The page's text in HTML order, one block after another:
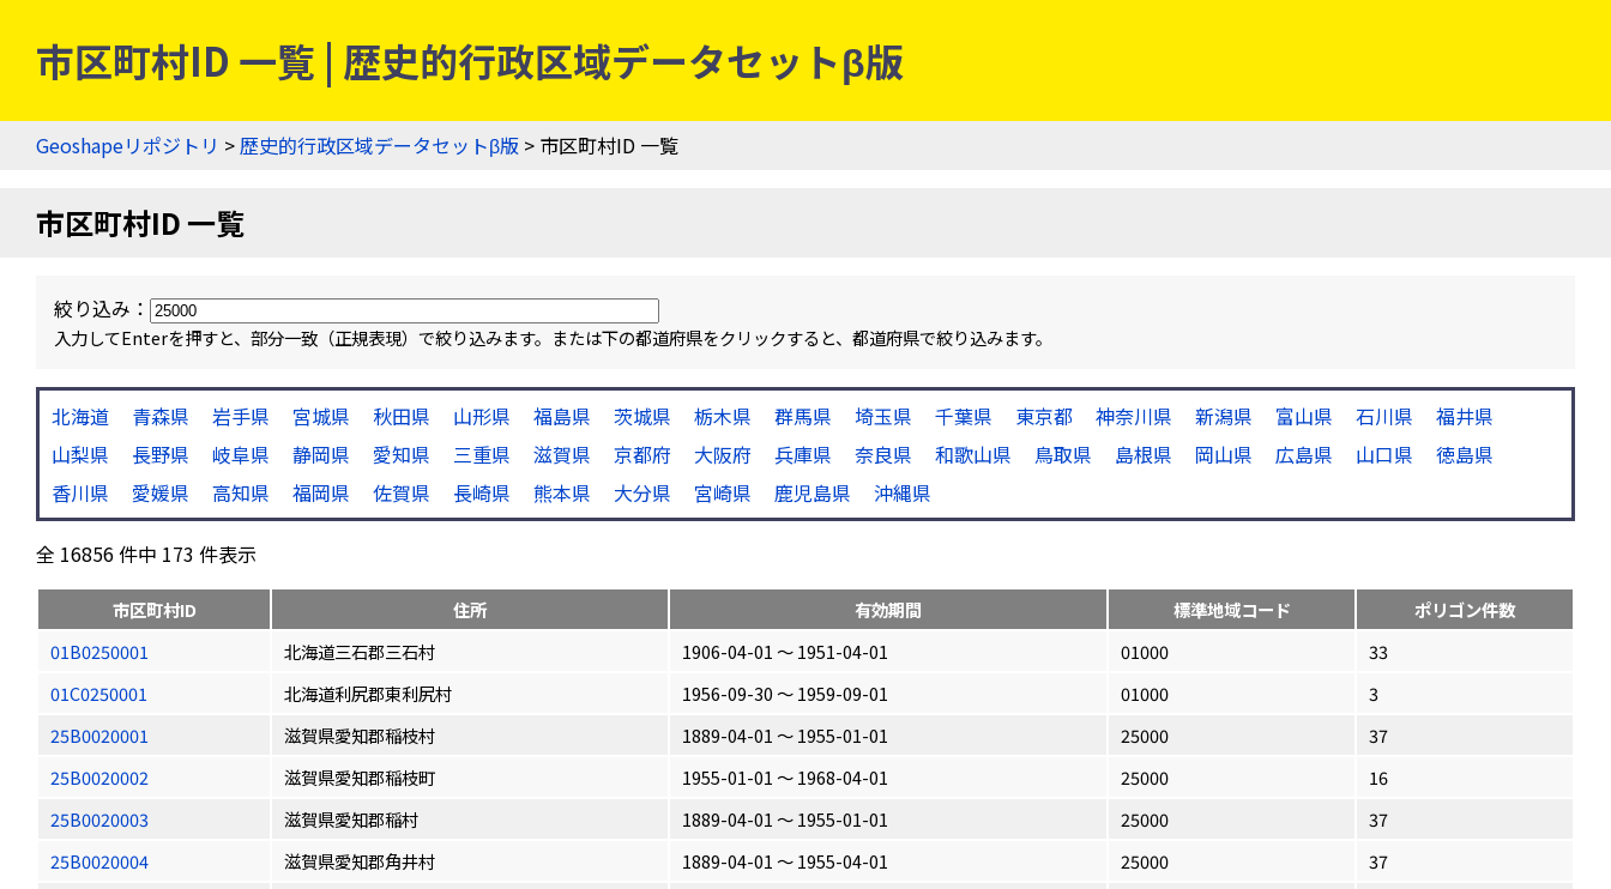
市区町村ID 一覧 | 歴史的行政区域データセットβ版
Geoshapeリポジトリ >歴史的行政区域データセットβ版 > 市区町村ID 一覧
市区町村ID 一覧
絞り込み：
入力してEnterを押すと、部分一致（正規表現）で絞り込みます。または下の都道府県をクリックすると、都道府県で絞り込みます。
北海道 青森県 岩手県 宮城県 秋田県 山形県 福島県 茨城県 栃木県 群馬県 埼玉県 千葉県 東京都 神奈川県 新潟県 富山県 石川県
福井県
山梨県
長野県 岐阜県 静岡県 愛知県 三重県 滋賀県 京都府 大阪府 兵庫県 奈良県 和歌山県 鳥取県 島根県 岡山県 広島県 山口県
徳島県
香川県
愛媛県 高知県 福岡県 佐賀県 長崎県 熊本県 大分県 宮崎県 鹿児島県 沖縄県
全 16856 件中 173 件表示
市区町村ID 住所 有効期間 標準地域コード
ポリゴン件数
01B0250001
北海道三石郡三石村 1906-04-01 〜 1951-04-01 01000
33
01C0250001
北海道利尻郡東利尻村 1956-09-30 〜 1959-09-01 01000
3
25B0020001
滋賀県愛知郡稲枝村 1889-04-01 〜 1955-01-01 25000
37
25B0020002
滋賀県愛知郡稲枝町 1955-01-01 〜 1968-04-01 25000
16
25B0020003
滋賀県愛知郡稲村 1889-04-01 〜 1955-01-01 25000
37
25B0020004
滋賀県愛知郡角井村 1889-04-01 〜 1955-04-01 25000
37